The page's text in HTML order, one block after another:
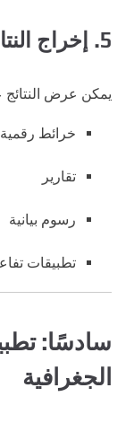
5. إخراج النتائج
يمكن عرض
خرائط رقمية
تقارير
رسوم بيانية
تطبيقات
سادسًا:
الجغرافية